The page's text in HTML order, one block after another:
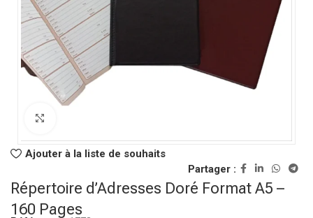
Ajouter à la liste de souhaits
Partager :
Répertoire d’Adresses Doré Format A5 –
160 Pages